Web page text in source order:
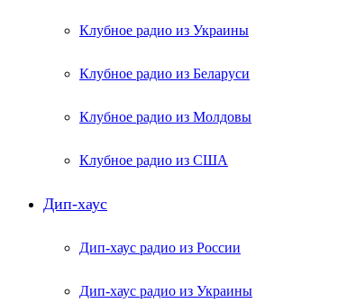
Клубное радио из Украины
Клубное радио из Беларуси
Клубное радио из Молдовы
Клубное радио из США
Дип-хаус
Дип-хаус радио из России
Дип-хаус радио из Украины